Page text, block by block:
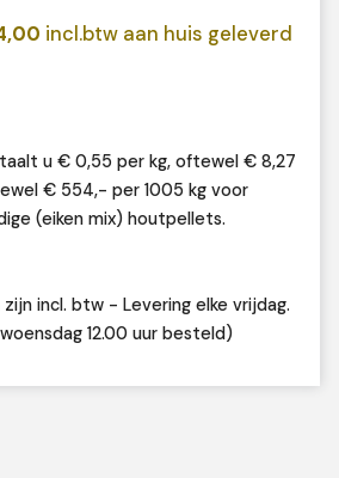
incl.btw aan huis geleverd
u € 0,55 per kg, oftewel € 8,27
€ 554,- per 1005 kg voor
(eiken mix) houtpellets.
incl. btw - Levering elke vrijdag.
12.00 uur besteld)